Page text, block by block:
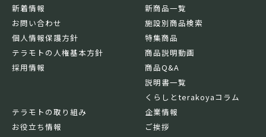
新着情報
お問い合わせ
個人情報保護方針
テラモトの人権基本方針
採用情報
新商品一覧
施設別商品検索
特集商品
商品説明動画
商品Q&A
説明書一覧
くらしとterakoyaコラム
テラモトの取り組み
お役立ち情報
企業情報
ご挨拶